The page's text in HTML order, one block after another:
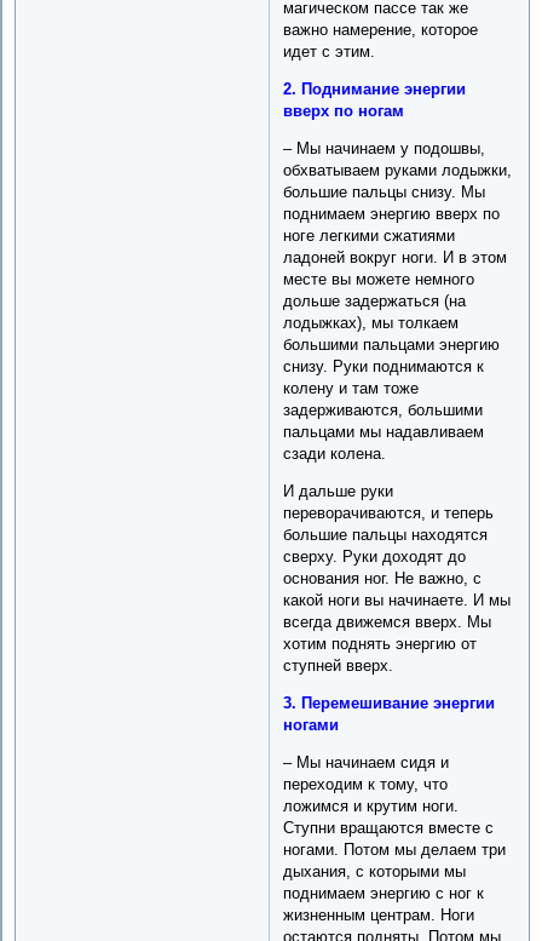
магическом пассе так же
важно намерение, которое
идет с этим.
2. Поднимание энергии
вверх по ногам
– Мы начинаем у подошвы,
обхватываем руками лодыжки,
большие пальцы снизу. Мы
поднимаем энергию вверх по
ноге легкими сжатиями
ладоней вокруг ноги. И в этом
месте вы можете немного
дольше задержаться (на
лодыжках), мы толкаем
большими пальцами энергию
снизу. Руки поднимаются к
колену и там тоже
задерживаются, большими
пальцами мы надавливаем
сзади колена.
И дальше руки
переворачиваются, и теперь
большие пальцы находятся
сверху. Руки доходят до
основания ног. Не важно, с
какой ноги вы начинаете. И мы
всегда движемся вверх. Мы
хотим поднять энергию от
ступней вверх.
3. Перемешивание энергии
ногами
– Мы начинаем сидя и
переходим к тому, что
ложимся и крутим ноги.
Ступни вращаются вместе с
ногами. Потом мы делаем три
дыхания, с которыми мы
поднимаем энергию с ног к
жизненным центрам. Ноги
остаются подняты. Потом мы